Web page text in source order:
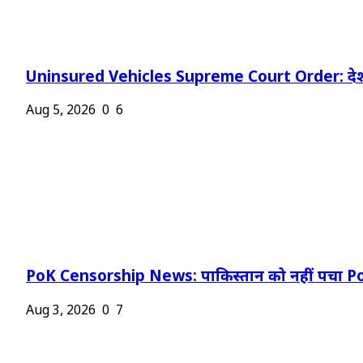
Uninsured Vehicles Supreme Court Order:
Aug 5, 2026 0 6
PoK Censorship News: पाकिस्तान को नहीं पचा
Aug 3, 2026 0 7